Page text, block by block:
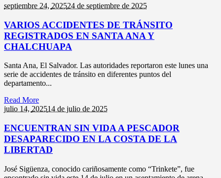
septiembre 24, 202524 de septiembre de 2025
VARIOS ACCIDENTES DE TRÁNSITO
REGISTRADOS EN SANTA ANA Y
CHALCHUAPA
Santa Ana, El Salvador. Las autoridades reportaron este lunes una
serie de accidentes de tránsito en diferentes puntos del
departamento...
Read More
julio 14, 202514 de julio de 2025
ENCUENTRAN SIN VIDA A PESCADOR
DESAPARECIDO EN LA COSTA DE LA
LIBERTAD
José Sigüenza, conocido cariñosamente como “Trinkete”, fue